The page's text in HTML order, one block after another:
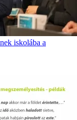
iskolába a